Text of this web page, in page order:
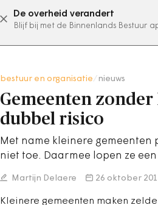
De overheid verandert
Blijf bij met de Binnenlands Bestuur
abonneer nu
bestuur en organisatie nieuws
Gemeenten
dubbel risico
Met name kleinere gemeenten
niet toe. Daarmee lopen ze
Martijn Delaere 26 oktober
Kleinere gemeenten maken